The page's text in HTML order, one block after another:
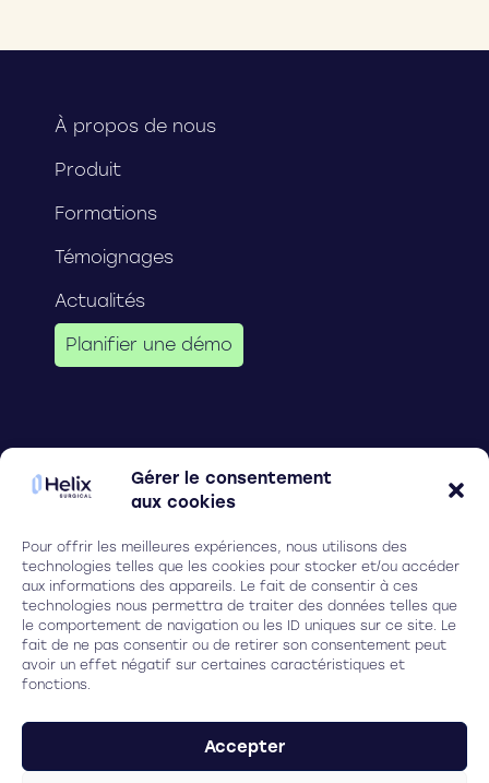
Gérer le consentement
aux cookies
Pour offrir les meilleures expériences, nous utilisons des
technologies telles que les cookies pour stocker et/ou accéder
aux informations des appareils. Le fait de consentir à ces
technologies nous permettra de traiter des données telles que
le comportement de navigation ou les ID uniques sur ce site. Le
fait de ne pas consentir ou de retirer son consentement peut
avoir un effet négatif sur certaines caractéristiques et
fonctions.
Accepter
À propos de nous
Produit
Formations
Témoignages
Actualités
Planifier une démo
Legal
Cookies
Privacy policy
Parc Ampéris, Bât. Baya,
8 rue Adrienne Bolland, 33600 Pessac